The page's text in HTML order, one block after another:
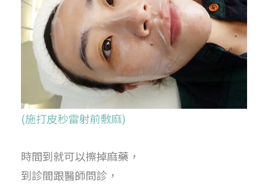
(施打皮秒雷射前敷麻)
時間到就可以擦掉麻藥，
到診間跟醫師問診，